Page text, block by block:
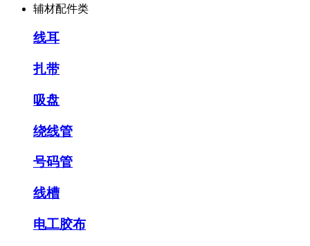
辅材配件类
线耳
扎带
吸盘
绕线管
号码管
线槽
电工胶布